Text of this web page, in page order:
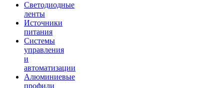
Светодиодные
ленты
Источники
питания
Системы
управления
и
автоматизации
Алюминиевые
профили